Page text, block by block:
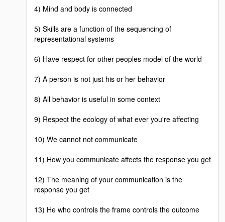
4) Mind and body is connected
5) Skills are a function of the sequencing of
representational systems
6) Have respect for other peoples model of the world
7) A person is not just his or her behavior
8) All behavior is useful in some context
9) Respect the ecology of what ever you're affecting
10) We cannot not communicate
11) How you communicate affects the response you get
12) The meaning of your communication is the
response you get
13) He who controls the frame controls the outcome